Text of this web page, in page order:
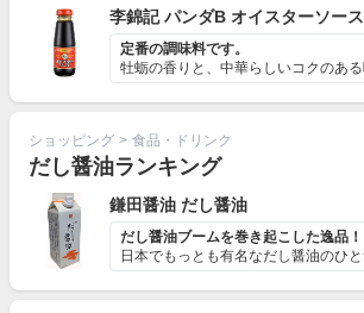
李錦記 パンダB オイスターソース
定番の調味料です。
ショッピング > 食品・ドリンク
だし醤油ランキング
鎌田醤油 だし醤油
だし醤油ブームを巻き起こした逸品！